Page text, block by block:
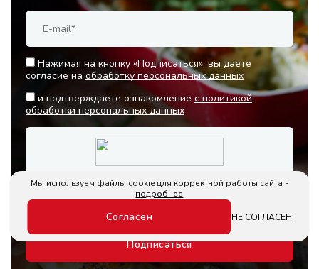
Нажимая на кнопку «Подписаться», вы даёте
согласие на обработку персональных данных
и подтверждаете ознакомление с политикой
обработки персональных данных
Мы используем файлы cookie для корректной работы сайта -
подробнее
Согласен НЕ СОГЛАСЕН